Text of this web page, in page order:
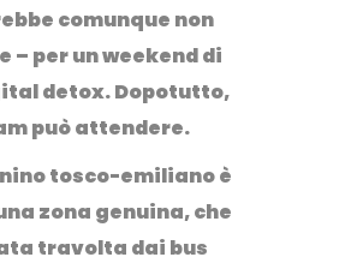
comunque non
– per un weekend di
detox. Dopotutto,
può attendere.
tosco-emiliano è
zona genuina, che
travolta dai bus